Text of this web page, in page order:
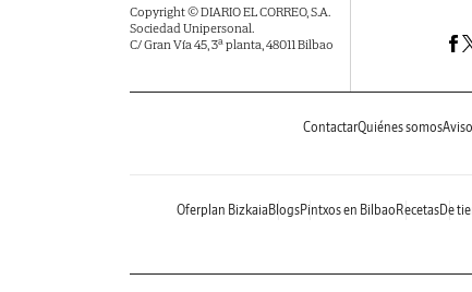
Copyright © DIARIO EL CORREO, S.A.
Sociedad Unipersonal.
C/ Gran Vía 45, 3ª planta, 48011 Bilbao
ContactarQuiénes somos
Oferplan Bizkaia BlogsPintxos en Bilbao RecetasDe